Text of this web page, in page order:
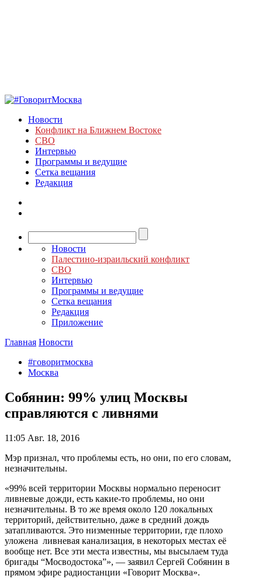
Новости
Конфликт на Ближнем Востоке
СВО
Интервью
Программы и ведущие
Сетка вещания
Редакция
Новости
Палестино-израильский конфликт
СВО
Интервью
Программы и ведущие
Сетка вещания
Редакция
Приложение
Главная Новости
#говоритмосква
Москва
Собянин: 99% улиц Москвы
справляются с ливнями
11:05 Авг. 18, 2016
Мэр признал, что проблемы есть, но они, по его словам,
незначительны.
«99% всей территории Москвы нормально переносит
ливневые дожди, есть какие-то проблемы, но они
незначительны. В то же время около 120 локальных
территорий, действительно, даже в средний дождь
затапливаются. Это низменные территории, где плохо
уложена ливневая канализация, в некоторых местах её
вообще нет. Все эти места известны, мы высылаем туда
бригады “Мосводостока”», — заявил Сергей Собянин в
прямом эфире радиостанции «Говорит Москва».